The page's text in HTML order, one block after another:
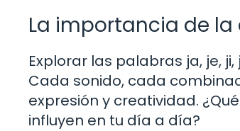
La importancia de
Explorar las palabras ja, je,
Cada sonido, cada
expresión y creatividad.
influyen en tu día a día?